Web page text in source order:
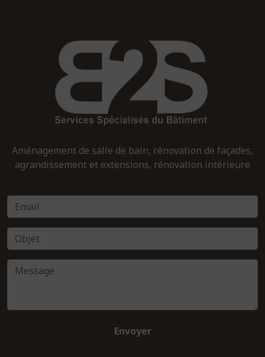
Aménagement de salle de bain, rénovation de façades,
agrandissement et extensions, rénovation intérieure
Envoyer